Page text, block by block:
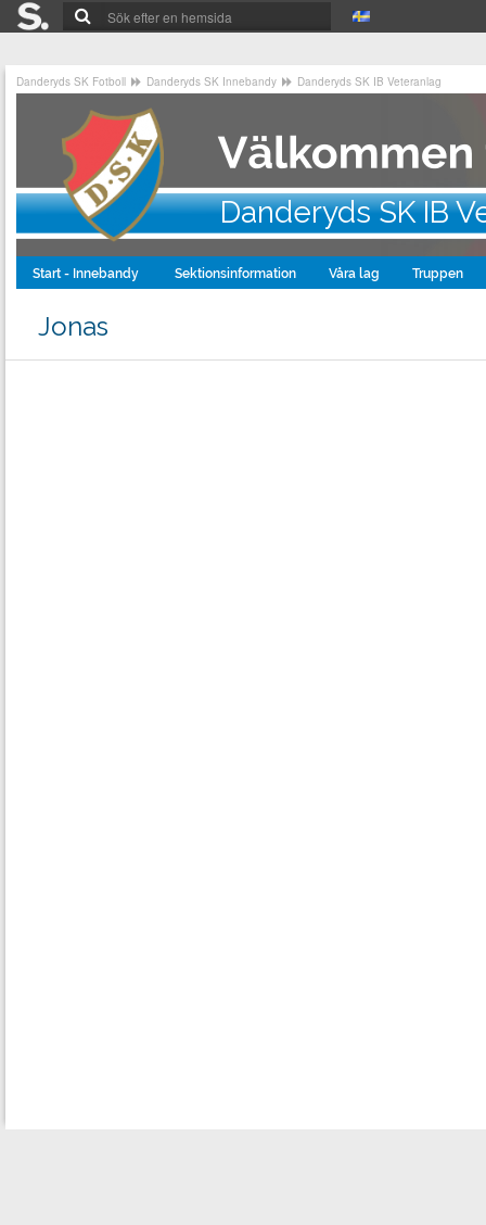
Danderyds SK Fotboll Danderyds SK Innebandy Danderyds SK IB Veteranlag
Danderyds SK IB
Start - Innebandy Sektionsinformation Våra lag Truppen
Jonas